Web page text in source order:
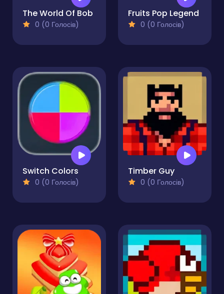
The World Of Bob
0 (0 Голосів)
Fruits Pop Legend
0 (0 Голосів)
Switch Colors
0 (0 Голосів)
Timber Guy
0 (0 Голосів)